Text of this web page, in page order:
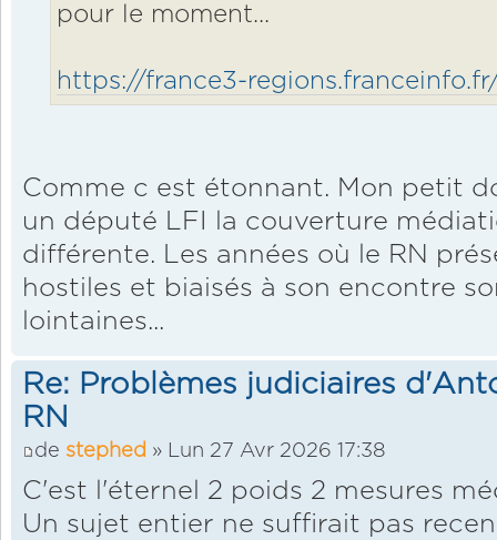
pour le moment...
https://france3-
Comme c est étonnant. Mon petit
un député LFI la couverture
différente. Les années où le RN
hostiles et biaisés à son encontre
lointaines...
Re: Problèmes judiciaires
RN
de stephed » Lun 27 Avr 2026 17:38
C'est l'éternel 2 poids 2 mesures
Un sujet entier ne suffirait pas